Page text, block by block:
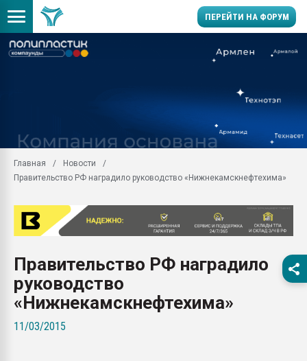
ПЕРЕЙТИ НА ФОРУМ
умельцы изготовили
Продажа готового
производство SPC
29.07.2026 ФРП помог
Помощь в подборе
ближайшее
Подмосковье, Москва
первый план в
Главная
Новости
Правительство РФ наградило руководство «Нижнекамскнефтехима»
Правительство РФ наградило
руководство
«Нижнекамскнефтехима»
11/03/2015